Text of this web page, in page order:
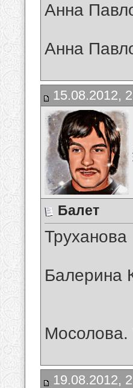
Анна
Анна
15.08.2012,
Балет
Труханова
Балерина
Мосолова.
19.08.2012,